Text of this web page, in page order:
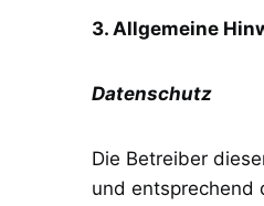
3. Allgemeine
Datenschutz
Die Betreiber
und entsprechend